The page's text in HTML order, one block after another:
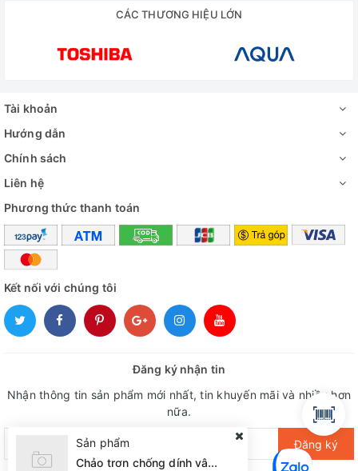
CÁC THƯƠNG HIỆU LỚN
Tài khoản
Hướng dẫn
Chính sách
Liên hệ
Phương thức thanh toán
Kết nối với chúng tôi
Đăng ký nhận tin
Nhận thông tin sản phẩm mới nhất, tin khuyến mãi và nhiều hơn
nữa.
Đăng ký
Sản phẩm
Chảo trơn chống dính vân đá Sunhouse eco SVE30 ( Đun ga)